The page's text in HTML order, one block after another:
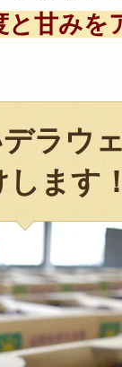
と甘みを
ラウ
します